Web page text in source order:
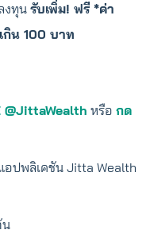
งทุน รับเพิ่ม! ฟรี *ค่า
กิน 100 บาท
@JittaWealth หรือ กด
อปพลิเคชัน Jitta Wealth
น